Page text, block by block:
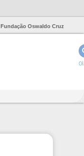
Fundação Oswaldo Cruz